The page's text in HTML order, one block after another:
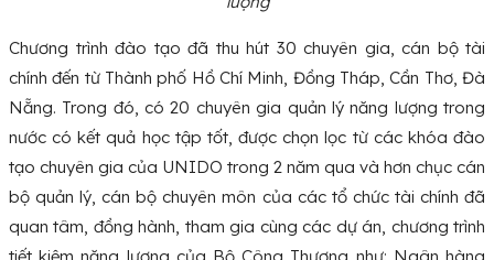
Chương trình đào tạo đã thu hút 30 chuyên gia, cán bộ tài
chính đến từ Thành phố Hồ Chí Minh, Đồng Tháp, Cần Thơ, Đà
Nẵng. Trong đó, có 20 chuyên gia quản lý năng lượng trong
nước có kết quả học tập tốt, được chọn lọc từ các khóa đào
tạo chuyên gia của UNIDO trong 2 năm qua và hơn chục cán
bộ quản lý, cán bộ chuyên môn của các tổ chức tài chính đã
quan tâm, đồng hành, tham gia cùng các dự án, chương trình